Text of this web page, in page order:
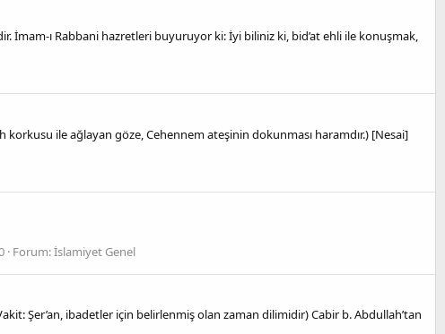
İmam-ı Rabbani hazretleri buyuruyor ki: İyi biliniz ki, bid’at ehli ile konuşmak,
ile ağlayan göze, Cehennem ateşinin dokunması haramdır.) [Nesai]
Forum:İslamiyet Genel
Şer’an, ibadetler için belirlenmiş olan zaman dilimidir) Cabir b. Abdullah’tan